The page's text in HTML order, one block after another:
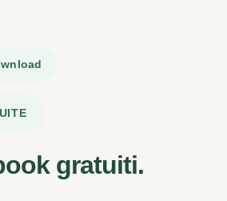
gratuiti.